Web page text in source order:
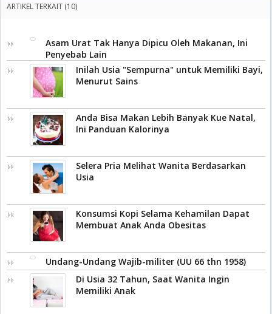
ARTIKEL TERKAIT (10)
Asam Urat Tak Hanya Dipicu Oleh Makanan, Ini
Penyebab Lain
Inilah Usia "Sempurna" untuk Memiliki Bayi,
Menurut Sains
Anda Bisa Makan Lebih Banyak Kue Natal,
Ini Panduan Kalorinya
Selera Pria Melihat Wanita Berdasarkan
Usia
Konsumsi Kopi Selama Kehamilan Dapat
Membuat Anak Anda Obesitas
Undang-Undang Wajib-militer (UU 66 thn 1958)
Di Usia 32 Tahun, Saat Wanita Ingin
Memiliki Anak